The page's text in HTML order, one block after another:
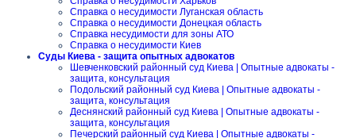
Справка о несудимости Луганская область
Справка о несудимости Донецкая область
Справка несудимости для зоны АТО
Справка о несудимости Киев
Суды Киева - защита опытных адвокатов
Шевченковский районный суд Киева | Опытные адвокаты -
защита, консультация
Подольский районный суд Киева | Опытные адвокаты -
защита, консультация
Деснянский районный суд Киева | Опытные адвокаты -
защита, консультация
Печерский районный суд Киева | Опытные адвокаты -